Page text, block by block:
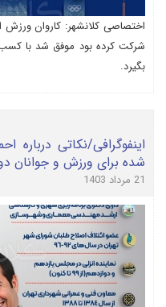
بگیرد.
اینفوگرافی/نکاتی درباره
شده برای ورزش و جوانان
21 مرداد 1403